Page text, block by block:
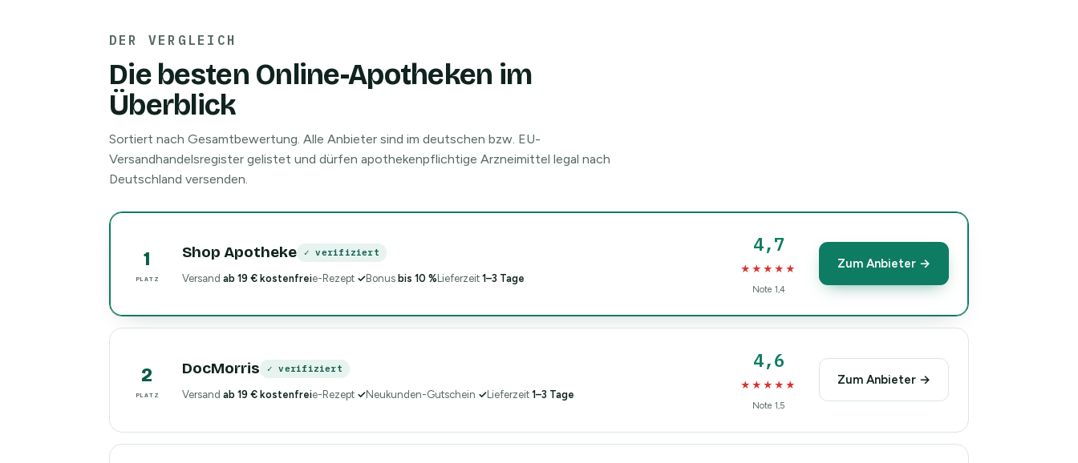
DER VERGLEICH
Die besten Online-Apotheken im
Überblick
Sortiert nach Gesamtbewertung. Alle Anbieter sind im deutschen bzw. EU-
Versandhandelsregister gelistet und dürfen apothekenpflichtige Arzneimittel legal nach
Deutschland versenden.
1
PLATZ
Shop Apotheke ✓ verifiziert
Versand ab 19 € kostenfreie-Rezept ✓Bonus bis 10 %Lieferzeit 1–3 Tage
4,7
★★★★★
Note 1,4
Zum Anbieter →
2
PLATZ
DocMorris ✓ verifiziert
Versand ab 19 € kostenfreie-Rezept ✓Neukunden-Gutschein ✓Lieferzeit 1–3 Tage
4,6
★★★★★
Note 1,5
Zum Anbieter →